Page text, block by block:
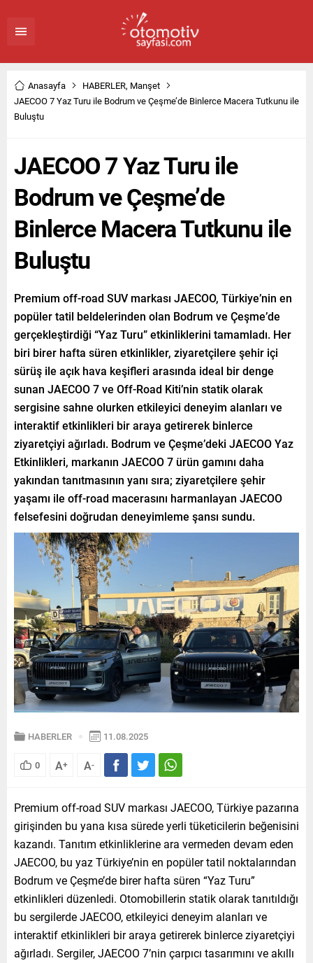
Anasayfa HABERLER, Manşet
JAECOO 7 Yaz Turu ile Bodrum ve Çeşme’de Binlerce Macera Tutkunu ile
Buluştu
JAECOO 7 Yaz Turu ile
Bodrum ve Çeşme’de
Binlerce Macera Tutkunu ile
Buluştu
Premium off-road SUV markası JAECOO, Türkiye’nin en
popüler tatil beldelerinden olan Bodrum ve Çeşme’de
gerçekleştirdiği “Yaz Turu” etkinliklerini tamamladı. Her
biri birer hafta süren etkinlikler, ziyaretçilere şehir içi
sürüş ile açık hava keşifleri arasında ideal bir denge
sunan JAECOO 7 ve Off-Road Kiti’nin statik olarak
sergisine sahne olurken etkileyici deneyim alanları ve
interaktif etkinlikleri bir araya getirerek binlerce
ziyaretçiyi ağırladı. Bodrum ve Çeşme’deki JAECOO Yaz
Etkinlikleri, markanın JAECOO 7 ürün gamını daha
yakından tanıtmasının yanı sıra; ziyaretçilere şehir
yaşamı ile off-road macerasını harmanlayan JAECOO
felsefesini doğrudan deneyimleme şansı sundu.
HABERLER 11.08.2025
0 A+ A-
Premium off-road SUV markası JAECOO, Türkiye pazarına
girişinden bu yana kısa sürede yerli tüketicilerin beğenisini
kazandı. Tanıtım etkinliklerine ara vermeden devam eden
JAECOO, bu yaz Türkiye’nin en popüler tatil noktalarından
Bodrum ve Çeşme’de birer hafta süren “Yaz Turu”
etkinlikleri düzenledi. Otomobillerin statik olarak tanıtıldığı
bu sergilerde JAECOO, etkileyici deneyim alanları ve
interaktif etkinlikleri bir araya getirerek binlerce ziyaretçiyi
ağırladı. Sergiler, JAECOO 7’nin çarpıcı tasarımını ve akıllı